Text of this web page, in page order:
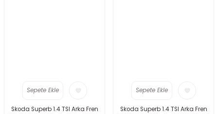
Sepete Ekle
Skoda Superb 1.4 TSI Arka Fren
Sepete Ekle
Skoda Superb 1.4 TSI Arka Fren